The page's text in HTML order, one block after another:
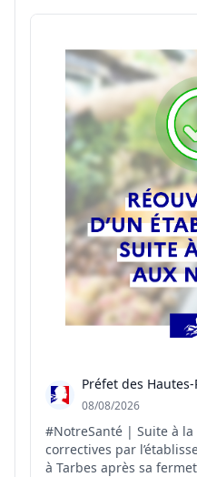
situation, le préfet de
Préfet des Hautes-
08/08/2026
#NotreSanté | Suite à
correctives par
à Tarbes après sa